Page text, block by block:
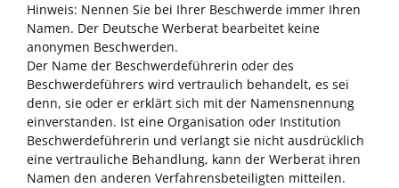
Hinweis: Nennen Sie bei Ihrer Beschwerde immer Ihren
Namen. Der Deutsche Werberat bearbeitet keine
anonymen Beschwerden.
Der Name der Beschwerdeführerin oder des
Beschwerdeführers wird vertraulich behandelt, es sei
denn, sie oder er erklärt sich mit der Namensnennung
einverstanden. Ist eine Organisation oder Institution
Beschwerdeführerin und verlangt sie nicht ausdrücklich
eine vertrauliche Behandlung, kann der Werberat ihren
Namen den anderen Verfahrensbeteiligten mitteilen.